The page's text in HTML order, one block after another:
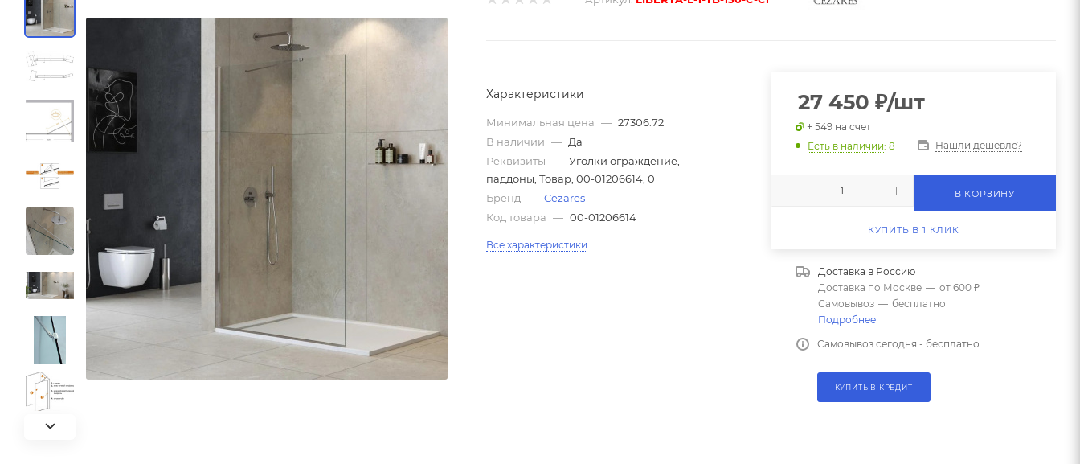
Характеристики
Минимальная цена — 27306.72
В наличии — Да
Реквизиты — Уголки ограждение,
паддоны, Товар, 00-01206614, 0
Бренд — Cezares
Код товара — 00-01206614
Все характеристики
27 450 ₽/шт
+ 549 на счет
Есть в наличии: 8 Нашли дешевле?
В КОРЗИНУ
КУПИТЬ В 1 КЛИК
Доставка в Россию
Доставка по Москве — от 600 ₽
Самовывоз — бесплатно
Подробнее
Самовывоз сегодня - бесплатно
КУПИТЬ В КРЕДИТ